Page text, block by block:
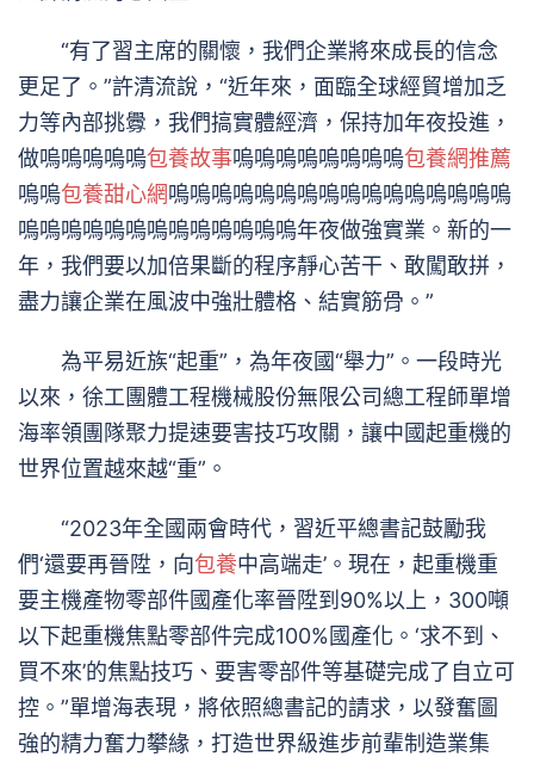
“有了習主席的關懷，我們企業將來成長的信念
更足了。”許清流說，“近年來，面臨全球經貿增加乏
力等內部挑釁，我們搞實體經濟，保持加年夜投進，
做嗚嗚嗚嗚嗚包養故事嗚嗚嗚嗚嗚嗚嗚嗚包養網推薦
嗚嗚包養甜心網嗚嗚嗚嗚嗚嗚嗚嗚嗚嗚嗚嗚嗚嗚嗚嗚
嗚嗚嗚嗚嗚嗚嗚嗚嗚嗚嗚嗚嗚年夜做強實業。新的一
年，我們要以加倍果斷的程序靜心苦干、敢闖敢拼，
盡力讓企業在風波中強壯體格、結實筋骨。”
為平易近族“起重”，為年夜國“舉力”。一段時光
以來，徐工團體工程機械股份無限公司總工程師單增
海率領團隊聚力提速要害技巧攻關，讓中國起重機的
世界位置越來越“重”。
“2023年全國兩會時代，習近平總書記鼓勵我
們‘還要再晉陞，向包養中高端走’。現在，起重機重
要主機產物零部件國產化率晉陞到90%以上，300噸
以下起重機焦點零部件完成100%國產化。‘求不到、
買不來’的焦點技巧、要害零部件等基礎完成了自立可
控。”單增海表現，將依照總書記的請求，以發奮圖
強的精力奮力攀緣，打造世界級進步前輩制造業集